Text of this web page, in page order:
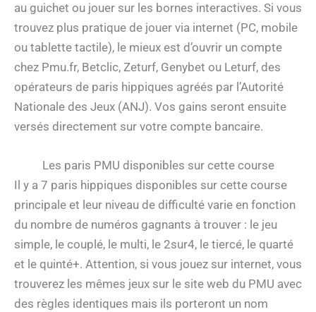
au guichet ou jouer sur les bornes interactives. Si vous
trouvez plus pratique de jouer via internet (PC, mobile
ou tablette tactile), le mieux est d’ouvrir un compte
chez Pmu.fr, Betclic, Zeturf, Genybet ou Leturf, des
opérateurs de paris hippiques agréés par l’Autorité
Nationale des Jeux (ANJ). Vos gains seront ensuite
versés directement sur votre compte bancaire.
Les paris PMU disponibles sur cette course
Il y a 7 paris hippiques disponibles sur cette course
principale et leur niveau de difficulté varie en fonction
du nombre de numéros gagnants à trouver : le jeu
simple, le couplé, le multi, le 2sur4, le tiercé, le quarté
et le quinté+. Attention, si vous jouez sur internet, vous
trouverez les mêmes jeux sur le site web du PMU avec
des règles identiques mais ils porteront un nom